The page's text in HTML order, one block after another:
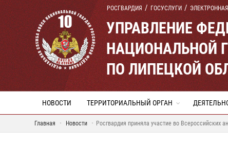
РОСГВАРДИЯ ГОСУСЛУГИ
УПРАВЛЕНИЕ
НАЦИОНАЛЬНОЙ
ПО ЛИПЕЦКОЙ
НОВОСТИ ТЕРРИТОРИАЛЬНЫЙ ОРГАН
Главная Новости Росгвардия приняла участие во Всероссийских